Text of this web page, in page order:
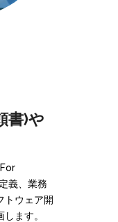
書)や
義、業務
トウェア開
ます。